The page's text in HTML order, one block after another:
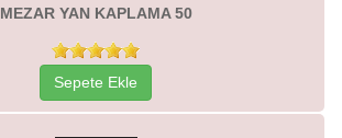
MEZAR YAN KAPLAMA 50
Sepete Ekle